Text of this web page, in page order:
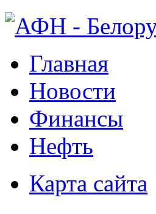
Главная
Новости
Финансы
Нефть
Карта сайта